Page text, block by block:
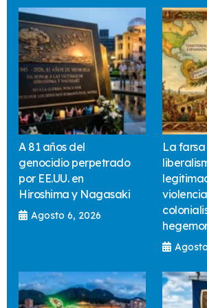
A 81 años del
genocidio perpetrado
por EE.UU. en
Hiroshima y Nagasaki
Agosto 6, 2026
La